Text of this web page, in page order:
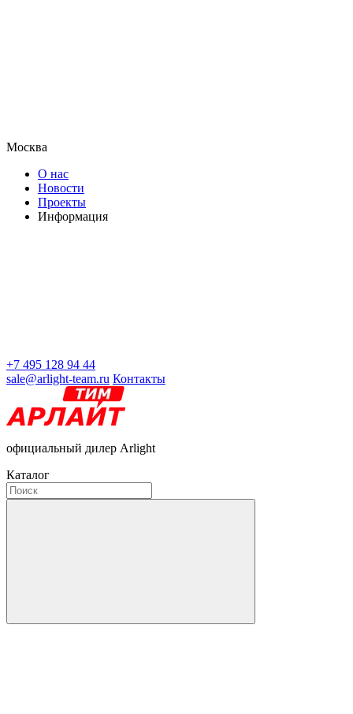
Москва
О нас
Новости
Проекты
Информация
+7 495 128 94 44
sale@arlight-team.ru Контакты
официальный дилер Arlight
Каталог